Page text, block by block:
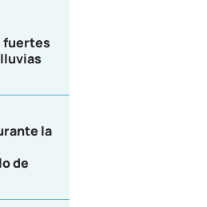
fuertes
la
de